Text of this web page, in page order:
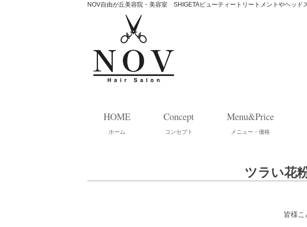
NOV自由が丘美容院・美容室 SHIGETAビューティートリートメントやヘッド
HOME
ホーム
Concept
コンセプト
Menu&Price
メニュー・価格
ツラい花
皆様こ